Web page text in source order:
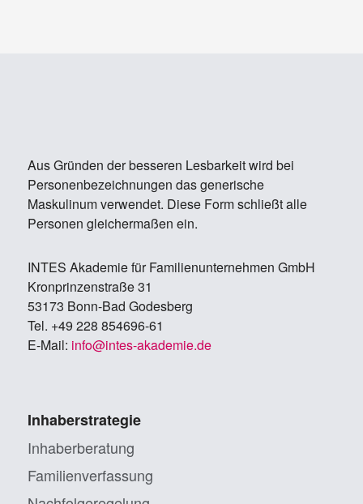
Aus Gründen der besseren Lesbarkeit wird bei
Personenbezeichnungen das generische
Maskulinum verwendet. Diese Form schließt alle
Personen gleichermaßen ein.
IN­TES Aka­de­mie für Fa­mi­li­en­un­ter­neh­men GmbH
Kron­prin­zen­stra­ße 31
53173 Bonn-Bad Go­des­berg
Tel. +49 228 854696-61
E-Mail: info@in­tes-aka­de­mie.de
Inhaberstrategie
Inhaberberatung
Familienverfassung